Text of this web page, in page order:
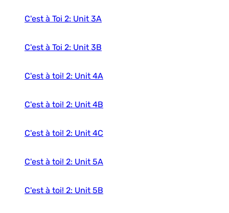
C'est à Toi 2: Unit 3A
C'est à Toi 2: Unit 3B
C'est à toi! 2: Unit 4A
C'est à toi! 2: Unit 4B
C'est à toi! 2: Unit 4C
C'est à toi! 2: Unit 5A
C'est à toi! 2: Unit 5B